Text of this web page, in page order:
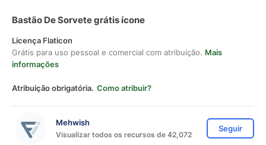
Bastão De Sorvete grátis ícone
Licença Flaticon
Grátis para uso pessoal e comercial com atribuição. Mais
informações
Atribuição obrigatória. Como atribuir?
Mehwish
Visualizar todos os recursos de 42,072
Seguir